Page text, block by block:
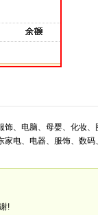
饰、电脑、母婴、化妆、
家电、电器、服饰、数码
!